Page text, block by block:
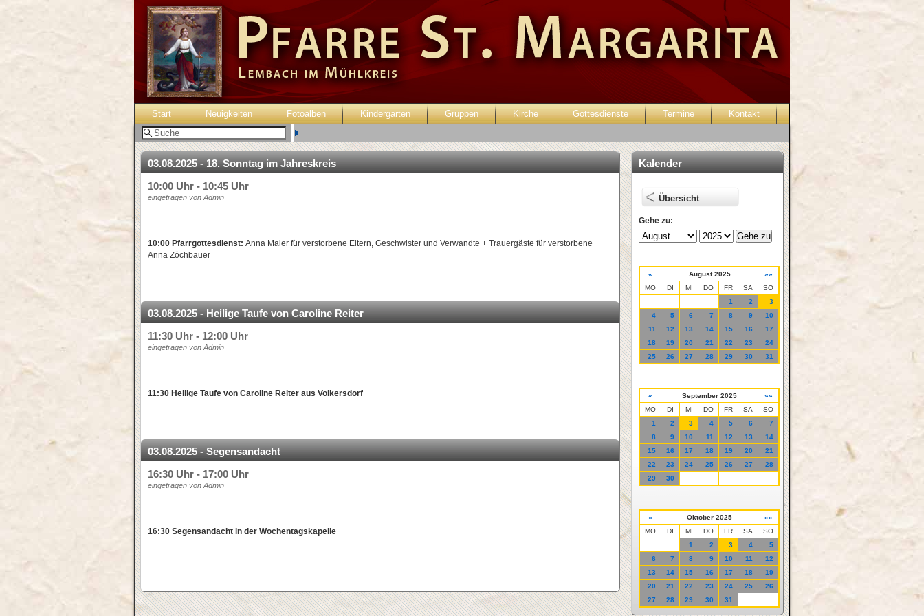
Start Neuigkeiten Fotoalben Kindergarten Gruppen Kirche Gottesdienste Termine Kontakt
03.08.2025 - 18. Sonntag im Jahreskreis
10:00 Uhr - 10:45 Uhr
eingetragen von Admin
10:00 Pfarrgottesdienst: Anna Maier für verstorbene Eltern, Geschwister und Verwandte + Trauergäste für verstorbene
Anna Zöchbauer
03.08.2025 - Heilige Taufe von Caroline Reiter
11:30 Uhr - 12:00 Uhr
eingetragen von Admin
11:30 Heilige Taufe von Caroline Reiter aus Volkersdorf
03.08.2025 - Segensandacht
16:30 Uhr - 17:00 Uhr
eingetragen von Admin
16:30 Segensandacht in der Wochentagskapelle
Kalender
Übersicht
Gehe zu:
« August 2025
»»
MO
DI MI DO FR SA
SO
1
2
3
4
5 6 7 8 9
10
11
12 13 14 15 16
17
18
19 20 21 22 23
24
25
26 27 28 29 30 31
« September 2025
»»
MO
DI MI DO FR SA
SO
1
2 3 4 5 6
7
8
9 10 11 12 13
14
15
16 17 18 19 20
21
22
23 24 25 26 27
28
29
30
« Oktober 2025
»»
MO
DI MI DO FR SA
SO
1
2 3 4
5
6
7 8 9 10 11
12
13
14 15 16 17 18
19
20
21 22 23 24 25
26
27
28 29 30 31